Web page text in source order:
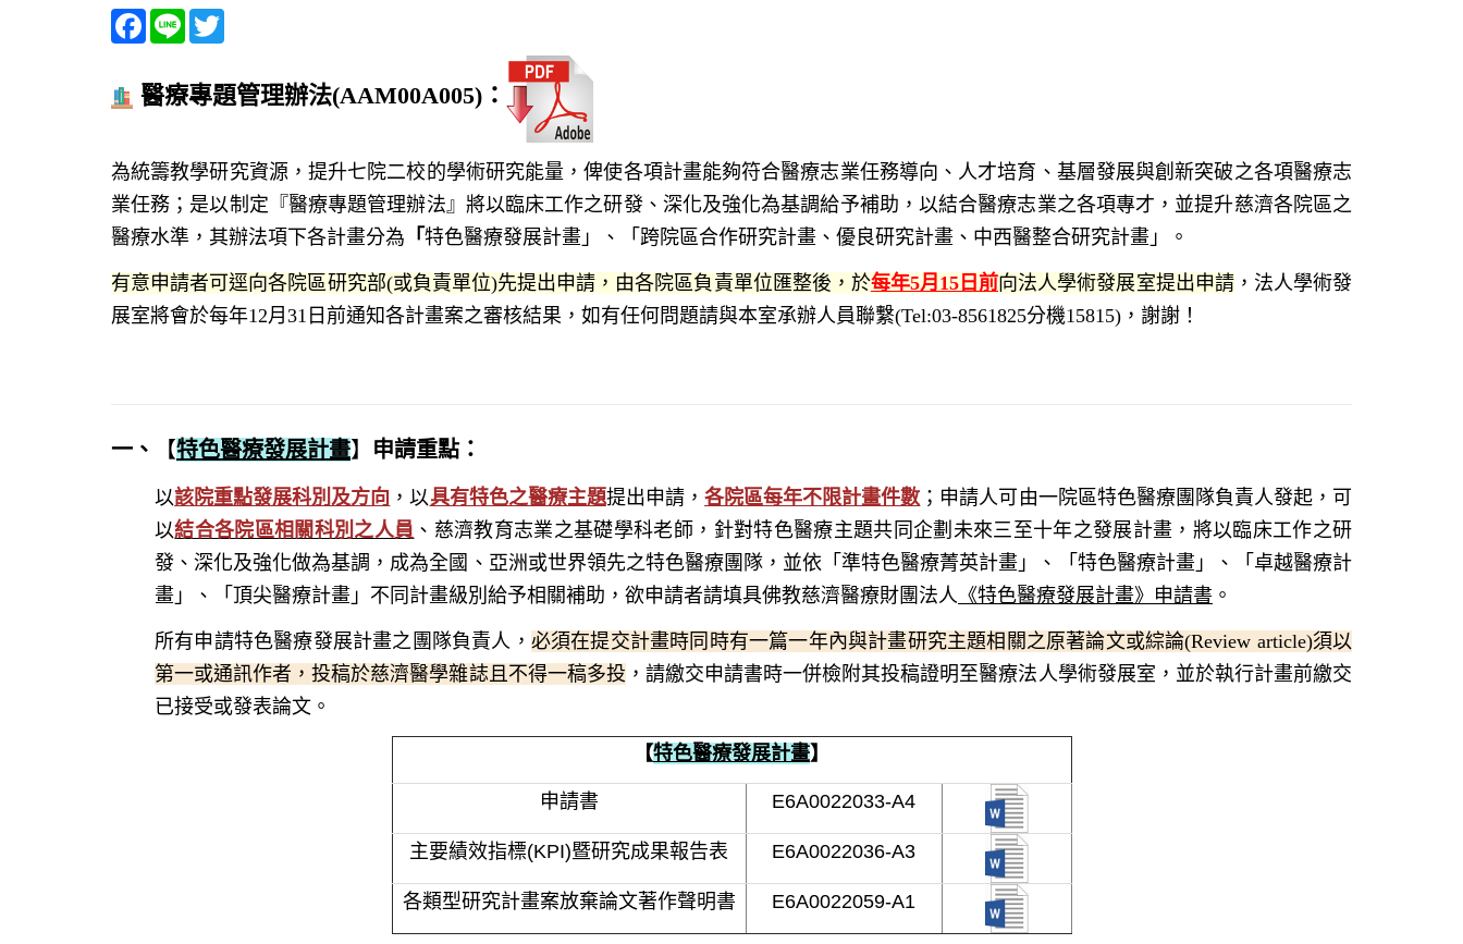
Facebook
Line
醫療專題管理辦法(AAM00A005) ：
為統籌教學研究資源，提升七院二校的學術研究能量，俾使各項計畫能夠符合醫療志業任務導向、人才培育、基層發展與創新突破之各項醫療志
業任務；是以制定『醫療專題管理辦法』將以臨床工作之研發、深化及強化為基調給予補助，以結合醫療志業之各項專才，並提升慈濟各院區之
醫療水準，其辦法項下各計畫分為 「 特色醫療發展計畫」、「跨院區合作研究計畫、優良研究計畫、中西醫整合研究計畫」。
有意申請者可逕向各院區研究部(或負責單位)先提出申請，由各院區負責單位匯整後，於每年5月15日前向法人學術發展室提出申請，法人學術發
展室將會於每年12月31日前通知各計畫案之審核結果，如有任何問題請與本室承辦人員聯繫(Tel:03-8561825分機15815)，謝謝！
一、 【特色醫療發展計畫】 申請重點 ：
以該院重點發展科別及方向 ，以具有特色之醫療主題提出申請， 各院區每年不限計畫件數 ；申請人可由一院區特色醫療團隊負責人發起，可
以結合各院區相關科別之人員 、慈濟教育志業之基礎學科老師，針對特色醫療主題共同企劃未來三至十年之發展計畫，將以臨床工作之研
發、深化及強化做為基調，成為全國、亞洲或世界領先之特色醫療團隊，並依「準特色醫療菁英計畫」、「特色醫療計畫」、「卓越醫療計
畫」、「頂尖醫療計畫」不同計畫級別給予相關補助，欲申請者請填具佛教慈濟醫療財團法人 《特色醫療發展計畫》申請書 。
所有申請特色醫療發展計畫之團隊負責人， 必須在提交計畫時同時有一篇一年內與計畫研究主題相關之原著論文或綜論(Review article)須以
第一或通訊作者，投稿於慈濟醫學雜誌且不得一稿多投 ，請繳交申請書時一併檢附其投稿證明至醫療法人學術發展室，並於執行計畫前繳交
已接受或發表論文。
【特色醫療發展計畫】
申請書 E6A0022033-A4
主要績效指標(KPI)暨研究成果報告表 E6A0022036-A3
各類型研究計畫案放棄論文著作聲明書 E6A0022059-A1